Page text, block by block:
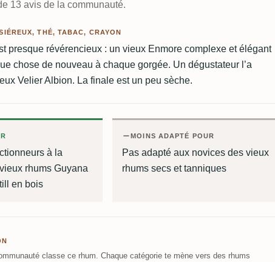
13 avis de la communauté.
THÉ, TABAC, CRAYON
presque révérencieux : un vieux Enmore complexe et élégant
chose de nouveau à chaque gorgée. Un dégustateur l’a
Velier Albion. La finale est un peu sèche.
à la
rhums Guyana
en bois
MOINS ADAPTÉ POUR
Pas adapté aux novices des vieux
rhums secs et tanniques
classe ce rhum. Chaque catégorie te mène vers des rhums